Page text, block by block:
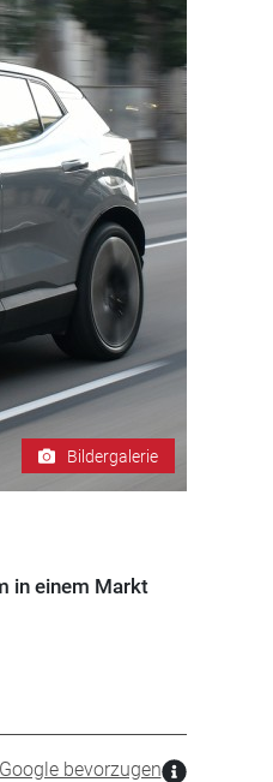
Bildergalerie
in einem Markt
bevorzugen